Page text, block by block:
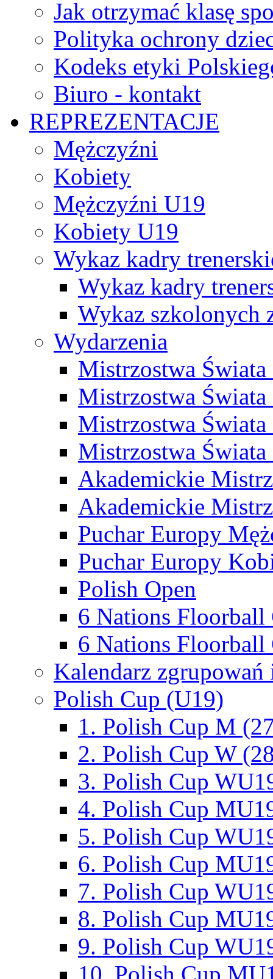
Jak otrzymać klasę
Polityka ochrony
Kodeks etyki
Biuro - kontakt
REPREZENTACJE
Mężczyźni
Kobiety
Mężczyźni U19
Kobiety U19
Wykaz kadry
Wykaz kadry
Wykaz szkolonych
Wydarzenia
Mistrzostwa
Mistrzostwa
Mistrzostwa
Mistrzostwa
Akademickie
Akademickie
Puchar Europy
Puchar Europy
Polish Open
6 Nations Floorball
6 Nations Floorball
Kalendarz
Polish Cup (U19)
1. Polish Cup M
2. Polish Cup W
3. Polish Cup
4. Polish Cup
5. Polish Cup
6. Polish Cup
7. Polish Cup
8. Polish Cup
9. Polish Cup
10. Polish Cup